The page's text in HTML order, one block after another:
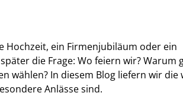
Hochzeit, ein Firmenjubiläum oder ein
die Frage: Wo feiern wir? Warum
wählen? In diesem Blog liefern wir die
Anlässe sind.